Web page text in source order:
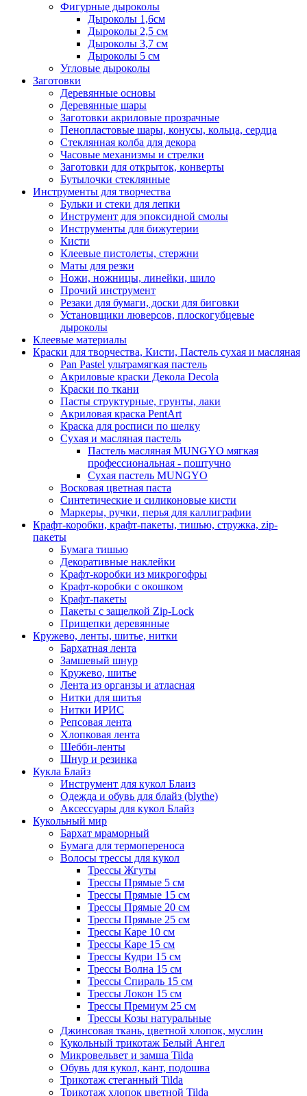
Фигурные дыроколы
Дыроколы 1,6см
Дыроколы 2,5 см
Дыроколы 3,7 см
Дыроколы 5 см
Угловые дыроколы
Заготовки
Деревянные основы
Деревянные шары
Заготовки акриловые прозрачные
Пенопластовые шары, конусы, кольца, сердца
Стеклянная колба для декора
Часовые механизмы и стрелки
Заготовки для открыток, конверты
Бутылочки стеклянные
Инструменты для творчества
Бульки и стеки для лепки
Инструмент для эпоксидной смолы
Инструменты для бижутерии
Кисти
Клеевые пистолеты, стержни
Маты для резки
Ножи, ножницы, линейки, шило
Прочий инструмент
Резаки для бумаги, доски для биговки
Установщики люверсов, плоскогубцевые
дыроколы
Клеевые материалы
Краски для творчества, Кисти, Пастель сухая и масляная
Pan Pastel ультрамягкая пастель
Акриловые краски Декола Decola
Краски по ткани
Пасты структурные, грунты, лаки
Акриловая краска PentArt
Краска для росписи по шелку
Cухая и масляная пастель
Пастель масляная MUNGYO мягкая
профессиональная - поштучно
Сухая пастель MUNGYO
Восковая цветная паста
Синтетические и силиконовые кисти
Маркеры, ручки, перья для каллиграфии
Крафт-коробки, крафт-пакеты, тишью, стружка, zip-
пакеты
Бумага тишью
Декоративные наклейки
Крафт-коробки из микрогофры
Крафт-коробки с окошком
Крафт-пакеты
Пакеты с защелкой Zip-Lock
Прищепки деревянные
Кружево, ленты, шитье, нитки
Бархатная лента
Замшевый шнур
Кружево, шитье
Лента из органзы и атласная
Нитки для шитья
Нитки ИРИС
Репсовая лента
Хлопковая лента
Шебби-ленты
Шнур и резинка
Кукла Блайз
Инструмент для кукол Блаиз
Одежда и обувь для блайз (blythe)
Аксессуары для кукол Блайз
Кукольный мир
Бархат мраморный
Бумага для термопереноса
Волосы трессы для кукол
Трессы Жгуты
Трессы Прямые 5 см
Трессы Прямые 15 см
Трессы Прямые 20 см
Трессы Прямые 25 см
Трессы Каре 10 см
Трессы Каре 15 см
Трессы Кудри 15 см
Трессы Волна 15 см
Трессы Спираль 15 см
Трессы Локон 15 см
Трессы Премиум 25 см
Трессы Козы натуральные
Джинсовая ткань, цветной хлопок, муслин
Кукольный трикотаж Белый Ангел
Микровельвет и замша Tilda
Обувь для кукол, кант, подошва
Трикотаж стеганный Tilda
Трикотаж хлопок цветной Tilda